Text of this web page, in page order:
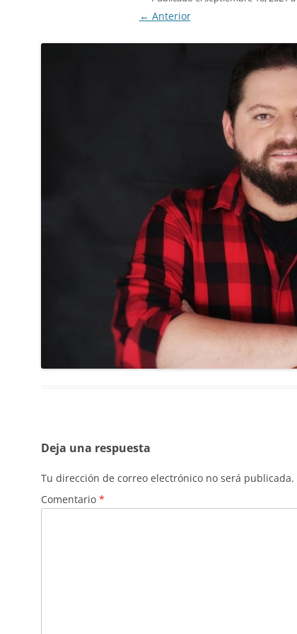
← Anterior
Deja una respuesta
Tu dirección de correo electrónico no será publicada.
Comentario *